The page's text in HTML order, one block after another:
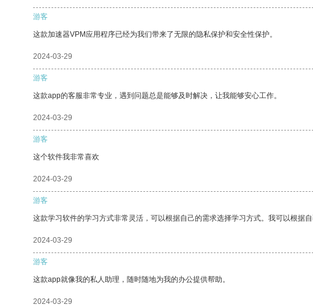
游客
这款加速器VPM应用程序已经为我们带来了无限的隐私保护和安全性保护。
2024-03-29
游客
这款app的客服非常专业，遇到问题总是能够及时解决，让我能够安心工作。
2024-03-29
游客
这个软件我非常喜欢
2024-03-29
游客
这款学习软件的学习方式非常灵活，可以根据自己的需求选择学习方式。我可以根据自
2024-03-29
游客
这款app就像我的私人助理，随时随地为我的办公提供帮助。
2024-03-29